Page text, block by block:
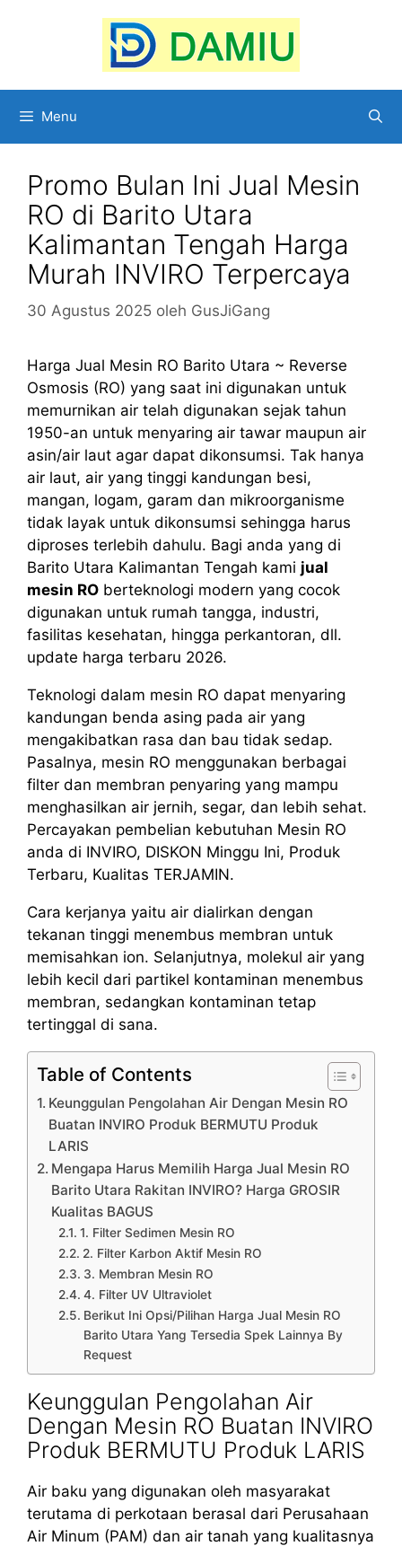
Menu
Promo Bulan Ini Jual Mesin
RO di Barito Utara
Kalimantan Tengah Harga
Murah INVIRO Terpercaya
30 Agustus 2025 oleh GusJiGang
Harga Jual Mesin RO Barito Utara ~ Reverse
Osmosis (RO) yang saat ini digunakan untuk
memurnikan air telah digunakan sejak tahun
1950-an untuk menyaring air tawar maupun air
asin/air laut agar dapat dikonsumsi. Tak hanya
air laut, air yang tinggi kandungan besi,
mangan, logam, garam dan mikroorganisme
tidak layak untuk dikonsumsi sehingga harus
diproses terlebih dahulu. Bagi anda yang di
Barito Utara Kalimantan Tengah kami jual
mesin RO berteknologi modern yang cocok
digunakan untuk rumah tangga, industri,
fasilitas kesehatan, hingga perkantoran, dll.
update harga terbaru 2026.
Teknologi dalam mesin RO dapat menyaring
kandungan benda asing pada air yang
mengakibatkan rasa dan bau tidak sedap.
Pasalnya, mesin RO menggunakan berbagai
filter dan membran penyaring yang mampu
menghasilkan air jernih, segar, dan lebih sehat.
Percayakan pembelian kebutuhan Mesin RO
anda di INVIRO, DISKON Minggu Ini, Produk
Terbaru, Kualitas TERJAMIN.
Cara kerjanya yaitu air dialirkan dengan
tekanan tinggi menembus membran untuk
memisahkan ion. Selanjutnya, molekul air yang
lebih kecil dari partikel kontaminan menembus
membran, sedangkan kontaminan tetap
tertinggal di sana.
Table of Contents
Keunggulan Pengolahan Air Dengan Mesin RO
Buatan INVIRO Produk BERMUTU Produk
LARIS
Mengapa Harus Memilih Harga Jual Mesin RO
Barito Utara Rakitan INVIRO? Harga GROSIR
Kualitas BAGUS
1. Filter Sedimen Mesin RO
2. Filter Karbon Aktif Mesin RO
3. Membran Mesin RO
4. Filter UV Ultraviolet
Berikut Ini Opsi/Pilihan Harga Jual Mesin RO
Barito Utara Yang Tersedia Spek Lainnya By
Request
Keunggulan Pengolahan Air
Dengan Mesin RO Buatan INVIRO
Produk BERMUTU Produk LARIS
Air baku yang digunakan oleh masyarakat
terutama di perkotaan berasal dari Perusahaan
Air Minum (PAM) dan air tanah yang kualitasnya